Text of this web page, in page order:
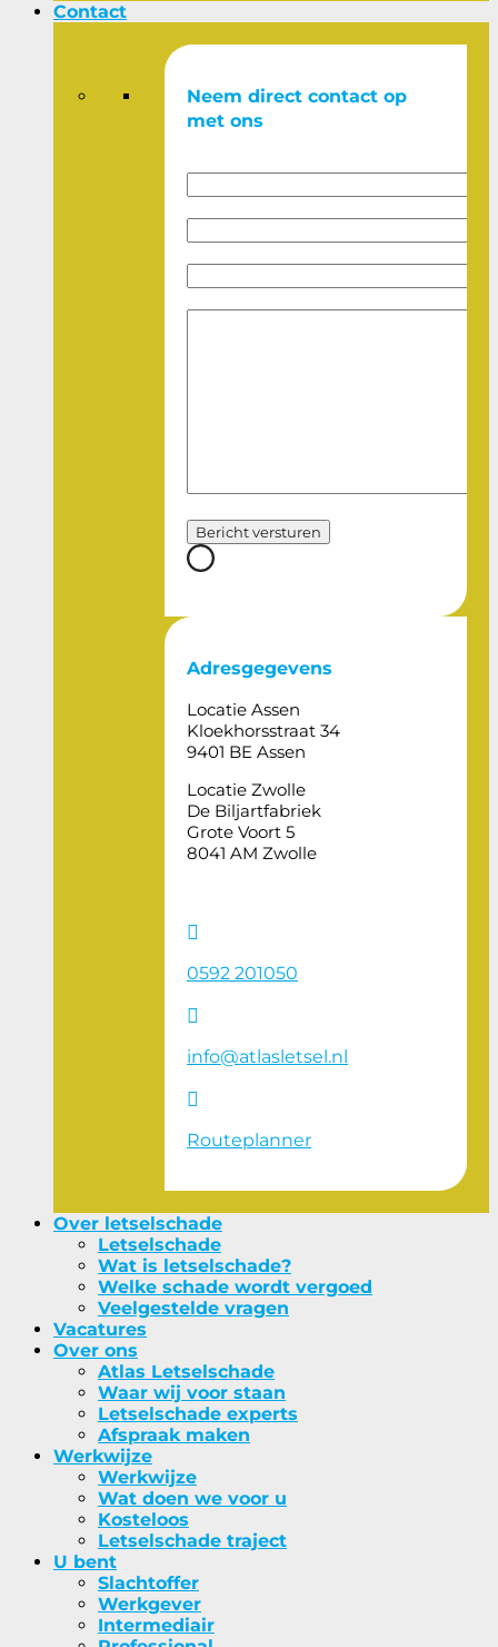
Contact
Neem direct contact op
met ons
Adresgegevens
Locatie Assen
Kloekhorsstraat 34
9401 BE Assen
Locatie Zwolle
De Biljartfabriek
Grote Voort 5
8041 AM Zwolle

0592 201050

info@atlasletsel.nl

Routeplanner
Over letselschade
Letselschade
Wat is letselschade?
Welke schade wordt vergoed
Veelgestelde vragen
Vacatures
Over ons
Atlas Letselschade
Waar wij voor staan
Letselschade experts
Afspraak maken
Werkwijze
Werkwijze
Wat doen we voor u
Kosteloos
Letselschade traject
U bent
Slachtoffer
Werkgever
Intermediair